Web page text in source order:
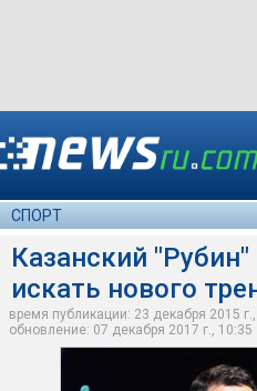
СПОРТ
Казанский
искать нового
время публикации: 23 декабря 2015
обновление: 07 декабря 2017 г., 10:35